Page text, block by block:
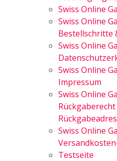
Swiss Online
Swiss Online
Bestellschritte
Swiss Online
Swiss Online
Impressum
Swiss Online
Swiss Online
Testseite